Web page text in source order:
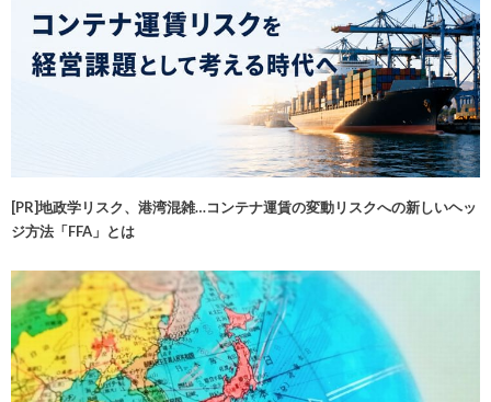
[PR]地政学リスク、港湾混雑…コンテナ運賃の変動リスクへの新しいヘッ
ジ方法「FFA」とは